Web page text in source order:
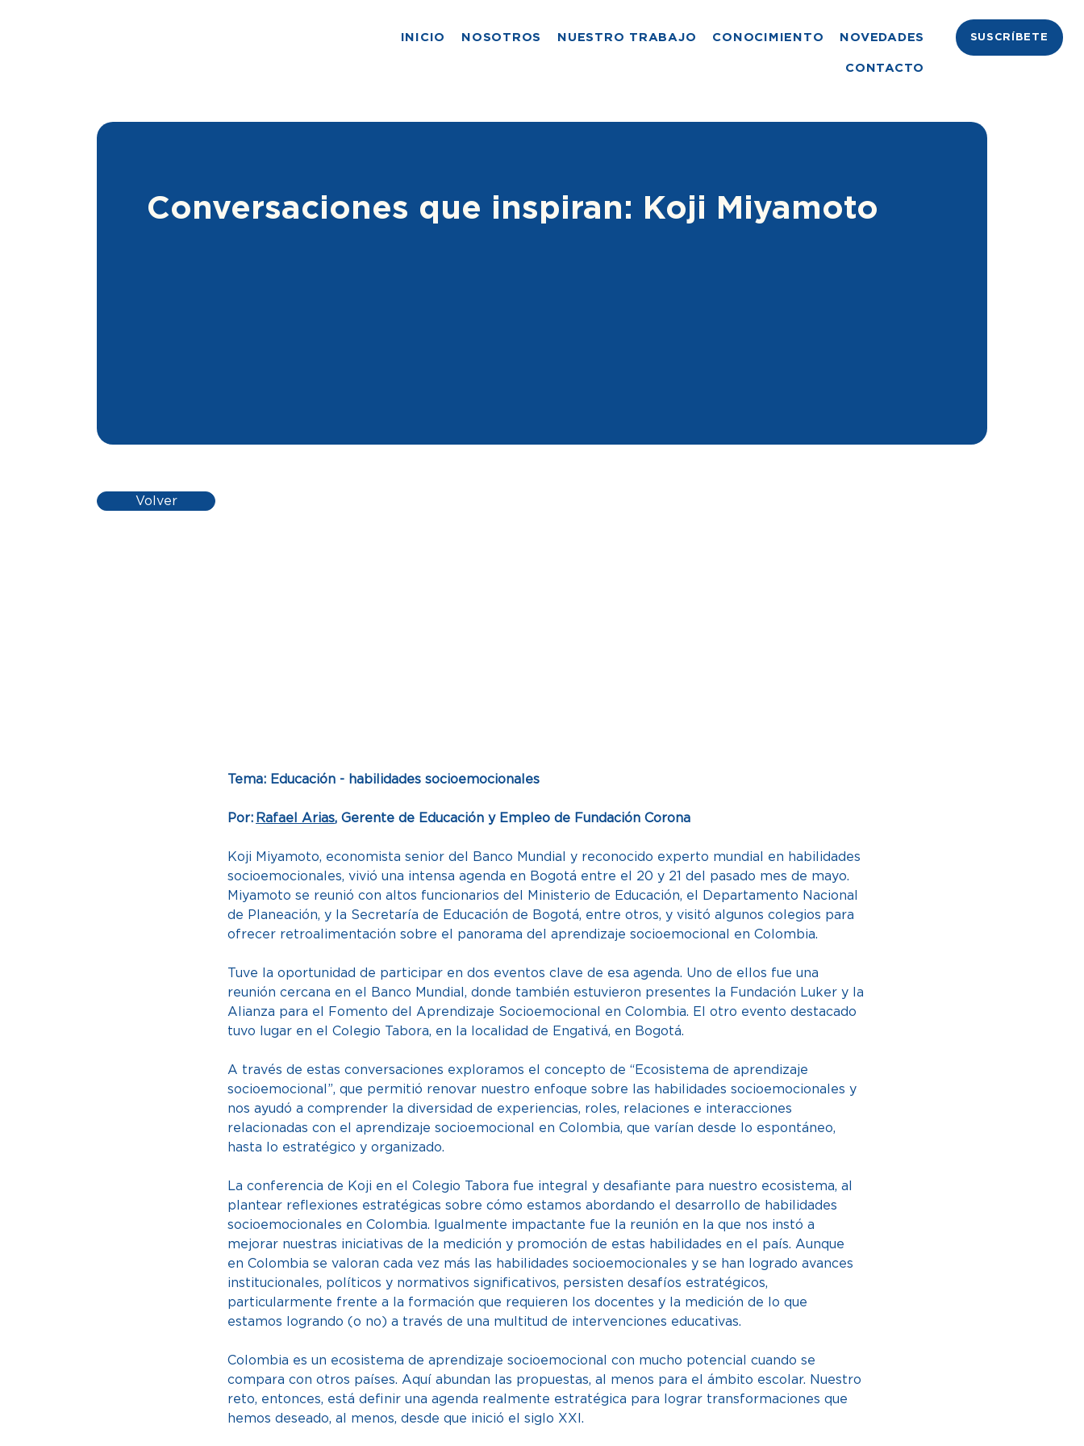
INICIO NOSOTROS NUESTRO TRABAJO CONOCIMIENTO NOVEDADES
CONTACTO
SUSCRÍBETE
Conversaciones que inspiran: Koji Miyamoto
Tema: Educación - habilidades socioemocionales
Por: Rafael Arias, Gerente de Educación y Empleo de Fundación Corona
Koji Miyamoto, economista senior del Banco Mundial y reconocido experto mundial en habilidades
socioemocionales, vivió una intensa agenda en Bogotá entre el 20 y 21 del pasado mes de mayo.
Miyamoto se reunió con altos funcionarios del Ministerio de Educación, el Departamento Nacional
de Planeación, y la Secretaría de Educación de Bogotá, entre otros, y visitó algunos colegios para
ofrecer retroalimentación sobre el panorama del aprendizaje socioemocional en Colombia.
Tuve la oportunidad de participar en dos eventos clave de esa agenda. Uno de ellos fue una
reunión cercana en el Banco Mundial, donde también estuvieron presentes la Fundación Luker y la
Alianza para el Fomento del Aprendizaje Socioemocional en Colombia. El otro evento destacado
tuvo lugar en el Colegio Tabora, en la localidad de Engativá, en Bogotá.
A través de estas conversaciones exploramos el concepto de “Ecosistema de aprendizaje
socioemocional”, que permitió renovar nuestro enfoque sobre las habilidades socioemocionales y
nos ayudó a comprender la diversidad de experiencias, roles, relaciones e interacciones
relacionadas con el aprendizaje socioemocional en Colombia, que varían desde lo espontáneo,
hasta lo estratégico y organizado.
La conferencia de Koji en el Colegio Tabora fue integral y desafiante para nuestro ecosistema, al
plantear reflexiones estratégicas sobre cómo estamos abordando el desarrollo de habilidades
socioemocionales en Colombia. Igualmente impactante fue la reunión en la que nos instó a
mejorar nuestras iniciativas de la medición y promoción de estas habilidades en el país. Aunque
en Colombia se valoran cada vez más las habilidades socioemocionales y se han logrado avances
institucionales, políticos y normativos significativos, persisten desafíos estratégicos,
particularmente frente a la formación que requieren los docentes y la medición de lo que
estamos logrando (o no) a través de una multitud de intervenciones educativas.
Colombia es un ecosistema de aprendizaje socioemocional con mucho potencial cuando se
compara con otros países. Aquí abundan las propuestas, al menos para el ámbito escolar. Nuestro
reto, entonces, está definir una agenda realmente estratégica para lograr transformaciones que
hemos deseado, al menos, desde que inició el siglo XXI.
Volver